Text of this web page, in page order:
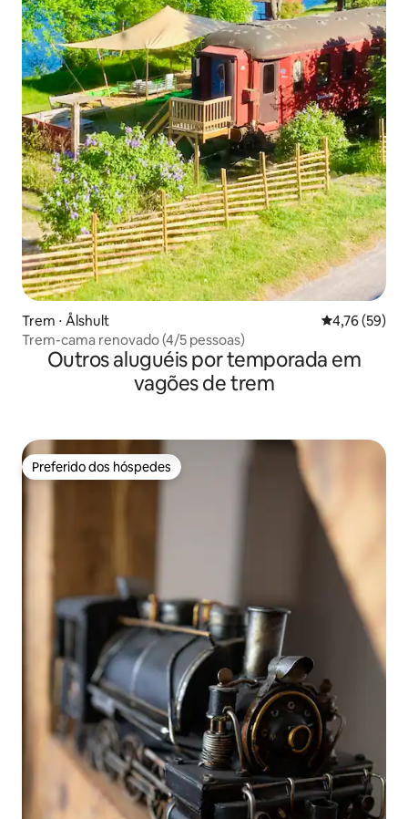
Trem ⋅ Ålshult 4,76 de uma
4,76 (59)
Trem-cama renovado (4/5 pessoas)
Outros aluguéis por temporada em
vagões de trem
Preferido dos hóspedes
Preferido dos hóspedes